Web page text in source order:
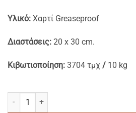
Yλικό: Xαρτί Greaseproof
Διαστάσεις: 20 x 30 cm.
Kιβωτιοποίηση: 3704 τμχ / 10 kg
Φύλλα Περιτυλίγματος Λευκά Βεζετάλ